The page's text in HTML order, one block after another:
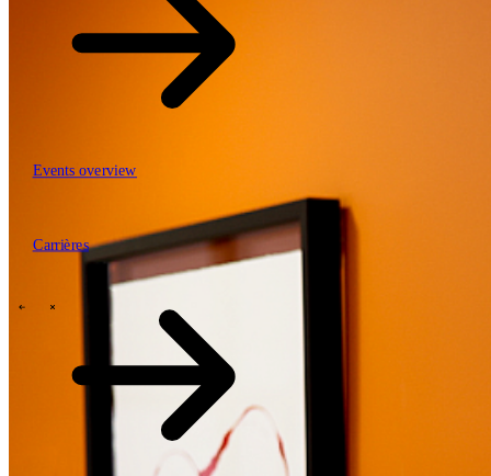
Events overview
Carrières
Mobiliteit, logistiek & infrastructuurFinancial services
ManufacturingRetailEnergy